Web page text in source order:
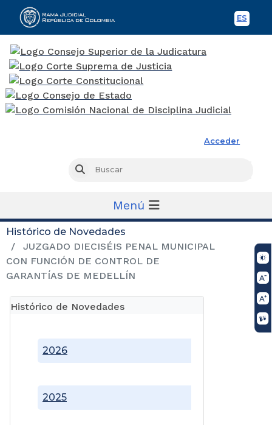
ES
Acceder
Buscar
Menú
Histórico de Novedades
JUZGADO DIECISÉIS PENAL MUNICIPAL
CON FUNCIÓN DE CONTROL DE
GARANTÍAS DE MEDELLÍN
Histórico de Novedades
2025
2026